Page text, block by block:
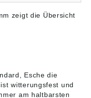
zeigt die Übersicht
Esche die
witterungsfest und
am haltbarsten